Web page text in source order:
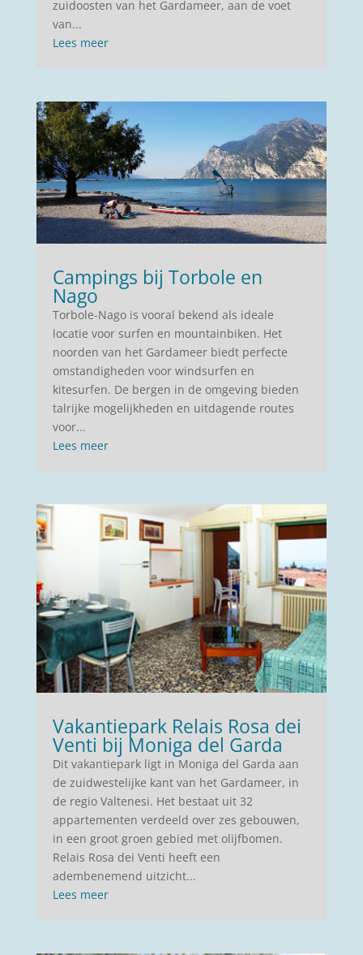
zuidoosten van het Gardameer, aan de voet
van...
Lees meer
Campings bij Torbole en
Nago
Torbole-Nago is vooral bekend als ideale
locatie voor surfen en mountainbiken. Het
noorden van het Gardameer biedt perfecte
omstandigheden voor windsurfen en
kitesurfen. De bergen in de omgeving bieden
talrijke mogelijkheden en uitdagende routes
voor...
Lees meer
Vakantiepark Relais Rosa dei
Venti bij Moniga del Garda
Dit vakantiepark ligt in Moniga del Garda aan
de zuidwestelijke kant van het Gardameer, in
de regio Valtenesi. Het bestaat uit 32
appartementen verdeeld over zes gebouwen,
in een groot groen gebied met olijfbomen.
Relais Rosa dei Venti heeft een
adembenemend uitzicht...
Lees meer